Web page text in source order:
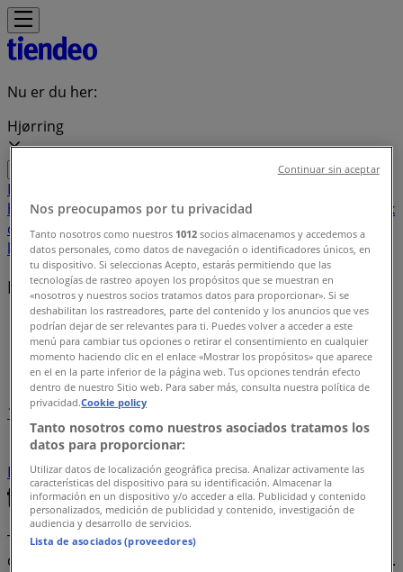
Nu er du her:
Hjørring
Featured
hvidevarerByggemarkeder SportLegetøj og baby
Kosmetik
og sundhedBiler og motorRestauranterBøger og
kontorRejseBanker
Lokale mærker
Tiendeo i Hjørring»
Mærkeindeks
1
Keramik
Coca Cola Pokemon
Kinder
Oral B Dart Kort Ryobi
Tiendeo er en del af teknologivirksomheden Shopfully,
der er i gang med at genopfinde lokalhandel verden over.
Nos preocupamos por tu privacidad
Tanto nosotros como nuestros 1012 socios almacenamos y accedemos a
datos personales, como datos de navegación o identificadores únicos, en
tu dispositivo. Si seleccionas Acepto, estarás permitiendo que las
tecnologías de rastreo apoyen los propósitos que se muestran en
«nosotros y nuestros socios tratamos datos para proporcionar». Si se
deshabilitan los rastreadores, parte del contenido y los anuncios que ves
podrían dejar de ser relevantes para ti. Puedes volver a acceder a este
menú para cambiar tus opciones o retirar el consentimiento en cualquier
momento haciendo clic en el enlace «Mostrar los propósitos» que aparece
en el en la parte inferior de la página web. Tus opciones tendrán efecto
dentro de nuestro Sitio web. Para saber más, consulta nuestra política de
privacidad.Cookie policy
Tanto nosotros como nuestros asociados tratamos los
datos para proporcionar:
Utilizar datos de localización geográfica precisa. Analizar activamente las
características del dispositivo para su identificación. Almacenar la
información en un dispositivo y/o acceder a ella. Publicidad y contenido
personalizados, medición de publicidad y contenido, investigación de
audiencia y desarrollo de servicios.
Lista de asociados (proveedores)
Continuar sin aceptar